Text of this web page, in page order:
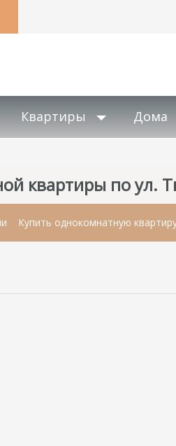
Квартиры Дома
квартиры по ул.
Купить однокомнатную